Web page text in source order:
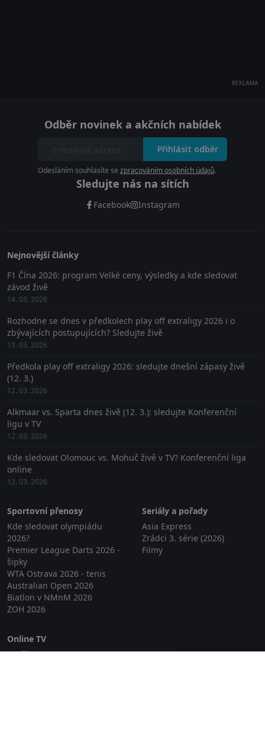
REKLAMA
Odběr novinek a akčních nabídek
Přihlásit odběr
Odesláním souhlasíte se zpracováním osobních údajů.
Sledujte nás na sítích
Facebook Instagram
Nejnovější články
F1 Čína 2026: program Velké ceny, výsledky a kde sledovat
závod živě
14. 03. 2026
Rozhodne se dnes v předkolech play off extraligy 2026 i o
zbývajících postupujících? Sledujte živě
13. 03. 2026
Předkola play off extraligy 2026: sledujte dnešní zápasy živě
(12. 3.)
12. 03. 2026
Alkmaar vs. Sparta dnes živě (12. 3.): sledujte Konferenční
ligu v TV
12. 03. 2026
Kde sledovat Olomouc vs. Mohuč živě v TV? Konferenční liga
online
12. 03. 2026
Sportovní přenosy
Kde sledovat olympiádu
2026?
Premier League Darts 2026 -
šipky
WTA Ostrava 2026 - tenis
Australian Open 2026
Biatlon v NMnM 2026
ZOH 2026
Seriály a pořady
Asia Express
Zrádci 3. série (2026)
Filmy
Online TV
Lepší.TV